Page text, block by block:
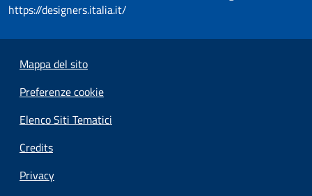
https://designers.italia.it/
Mappa del sito
Preferenze cookie
Elenco Siti Tematici
Credits
Privacy